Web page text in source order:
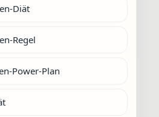
Diät
Regel
Power-Plan